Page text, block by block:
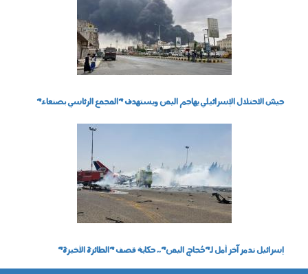
جيش الاحتلال الإسرائيلي يهاجم اليمن ويستهدف "المجمع الرئاسي بصنعاء"
إسرائيل تدمر آخر أمل لـ"حُجاج اليمن".. حكاية قصف "الطائرة الأخيرة"